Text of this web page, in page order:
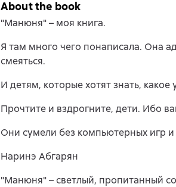
About the book
"Манюня" – моя книга.
Я там много чего понаписала. Она
смеяться.
И детям, которые хотят знать,
Прочтите и вздрогните, дети. Ибо
Они сумели без компьютерных игр
Наринэ Абгарян
"Манюня" – светлый, пропитанный